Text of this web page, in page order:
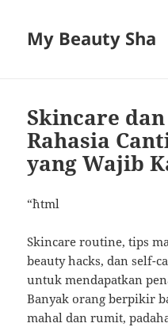
My Beauty Sha
Skincare
Rahasia
yang Wajib
“`html
Skincare routine, tips
beauty hacks, dan self-
untuk mendapatkan
Banyak orang berpikir
mahal dan rumit,